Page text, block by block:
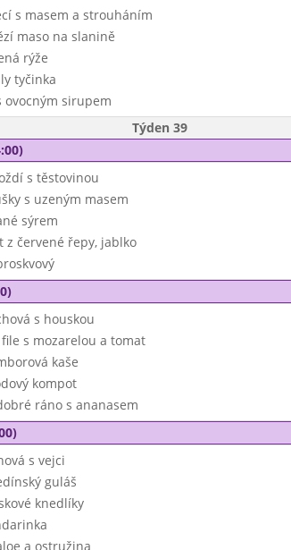
s masem a strouháním
maso na slanině
rýže
tyčinka
ovocným sirupem
Týden 39
s těstovinou
s uzeným masem
sýrem
z červené řepy, jablko
s houskou
s mozarelou a tomat
kaše
kompot
ráno s ananasem
s vejci
guláš
knedlíky
a ostružina